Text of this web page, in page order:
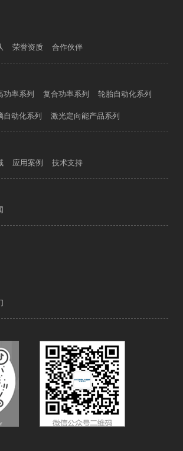
荣誉资质 合作伙伴
功率系列 复合功率系列 轮胎自动化系列
自动化系列 激光定向能产品系列
应用案例 技术支持